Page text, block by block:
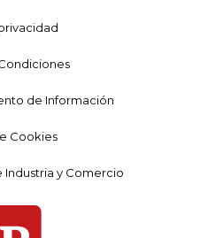
de Información
Cookies
y Comercio